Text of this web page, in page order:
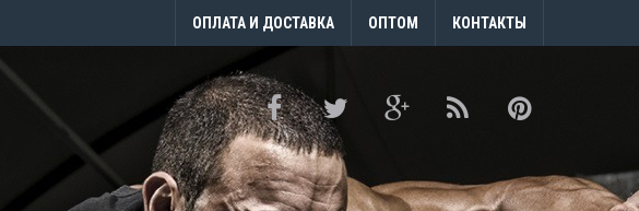
ОПЛАТА И ДОСТАВКА ОПТОМ КОНТАКТЫ